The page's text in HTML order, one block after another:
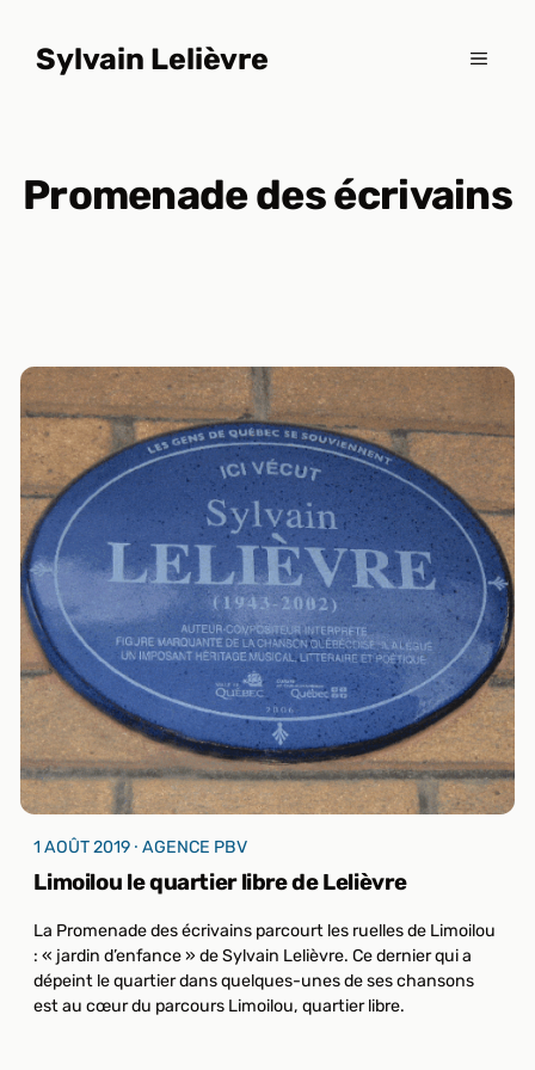
contenuSylvain Lelièvre MENU
Promenade des écrivains
Limoilou le quartier libre de Lelièvre
1 AOÛT 2019 ⸱ AGENCE PBV
La Promenade des écrivains parcourt les ruelles de Limoilou
: « jardin d’enfance » de Sylvain Lelièvre. Ce dernier qui a
dépeint le quartier dans quelques-unes de ses chansons
est au cœur du parcours Limoilou, quartier libre.